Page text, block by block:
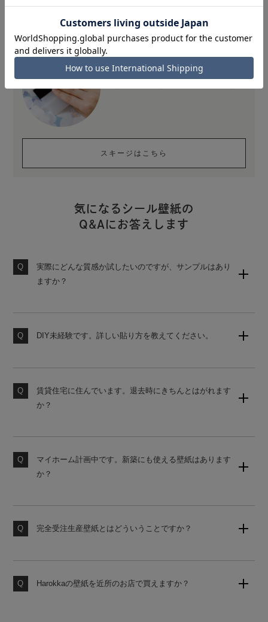
ひとつは持っておきたい便利な道具
壁紙を貼る時に大活躍するフェルト付
きスキージ。スキージがひとつあるだ
スキージはこちら
気になるシール壁紙の
Q&Aにお答えします
実際にどんな質感か試したいのですが、サンプルはあり
ますか？
ください。
DIY未経験です。詳しい貼り方を教えてください。
壁紙の貼り方はこちら
賃貸住宅に住んでいます。退去時にきちんとはがれます
か？
おすすめします。
マイホーム計画中です。新築にも使える壁紙はあります
か？
お申し付けください。
完全受注生産壁紙とはどういうことですか？
で、品質の劣化がなく安心してお使いいただけます。
Harokkaの壁紙を近所のお店で買えますか？